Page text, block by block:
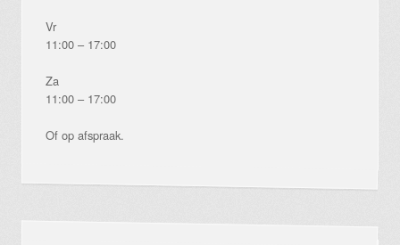
Vr
11:00 – 17:00
Za
11:00 – 17:00
Of op afspraak.